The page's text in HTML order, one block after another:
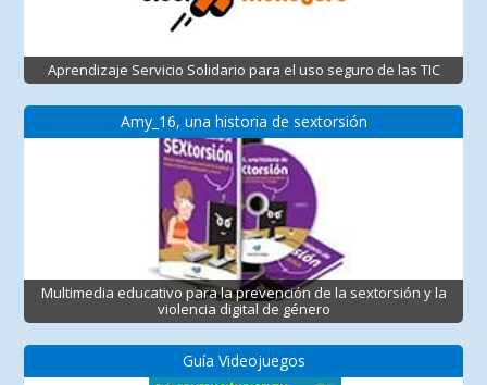
Aprendizaje Servicio Solidario para el uso seguro de las TIC
Amy_16, una historia de sextorsión
Multimedia educativo para la prevención de la sextorsión y la
violencia digital de género
Guía Videojuegos